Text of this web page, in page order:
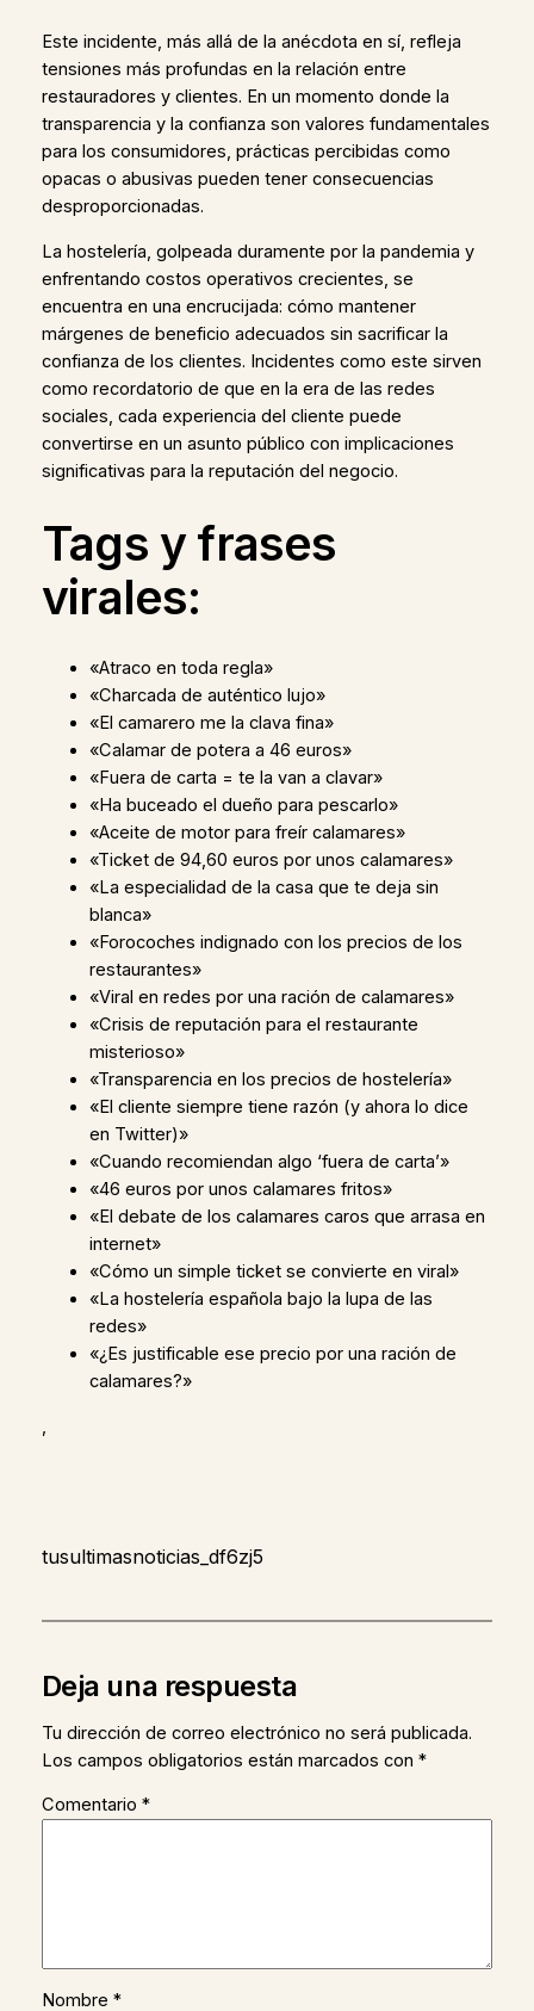
Este incidente, más allá de la anécdota en sí, refleja
tensiones más profundas en la relación entre
restauradores y clientes. En un momento donde la
transparencia y la confianza son valores fundamentales
para los consumidores, prácticas percibidas como
opacas o abusivas pueden tener consecuencias
desproporcionadas.
La hostelería, golpeada duramente por la pandemia y
enfrentando costos operativos crecientes, se
encuentra en una encrucijada: cómo mantener
márgenes de beneficio adecuados sin sacrificar la
confianza de los clientes. Incidentes como este sirven
como recordatorio de que en la era de las redes
sociales, cada experiencia del cliente puede
convertirse en un asunto público con implicaciones
significativas para la reputación del negocio.
Tags y frases
virales:
«Atraco en toda regla»
«Charcada de auténtico lujo»
«El camarero me la clava fina»
«Calamar de potera a 46 euros»
«Fuera de carta = te la van a clavar»
«Ha buceado el dueño para pescarlo»
«Aceite de motor para freír calamares»
«Ticket de 94,60 euros por unos calamares»
«La especialidad de la casa que te deja sin
blanca»
«Forocoches indignado con los precios de los
restaurantes»
«Viral en redes por una ración de calamares»
«Crisis de reputación para el restaurante
misterioso»
«Transparencia en los precios de hostelería»
«El cliente siempre tiene razón (y ahora lo dice
en Twitter)»
«Cuando recomiendan algo ‘fuera de carta’»
«46 euros por unos calamares fritos»
«El debate de los calamares caros que arrasa en
internet»
«Cómo un simple ticket se convierte en viral»
«La hostelería española bajo la lupa de las
redes»
«¿Es justificable ese precio por una ración de
calamares?»
,
tusultimasnoticias_df6zj5
Deja una respuesta
Tu dirección de correo electrónico no será publicada.
Los campos obligatorios están marcados con *
Comentario *
Nombre *